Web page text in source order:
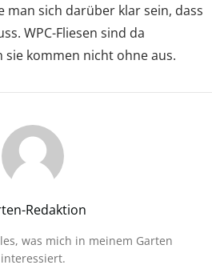
man sich darüber klar sein, dass
WPC-Fliesen sind da
kommen nicht ohne aus.
Redaktion
was mich in meinem Garten
interessiert.